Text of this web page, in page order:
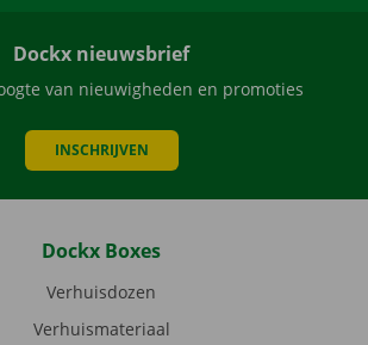
Dockx nieuwsbrief
van nieuwigheden en promoties
INSCHRIJVEN
Dockx Boxes
Verhuisdozen
Verhuismateriaal